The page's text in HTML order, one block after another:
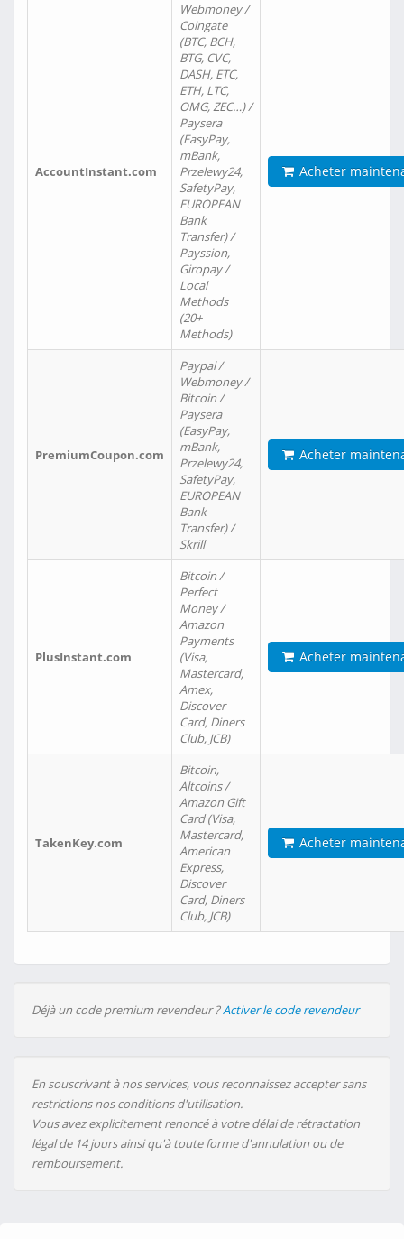
AccountInstant.com
Webmoney /
Coingate
(BTC, BCH,
BTG, CVC,
DASH, ETC,
ETH, LTC,
OMG, ZEC…) /
Paysera
(EasyPay,
mBank,
Przelewy24,
SafetyPay,
EUROPEAN
Bank
Transfer) /
Payssion,
Giropay /
Local
Methods
(20+
Methods)
Acheter
PremiumCoupon.com
Paypal /
Webmoney /
Bitcoin /
Paysera
(EasyPay,
mBank,
Przelewy24,
SafetyPay,
EUROPEAN
Bank
Transfer) /
Skrill
Acheter
PlusInstant.com
Bitcoin /
Perfect
Money /
Amazon
Payments
(Visa,
Mastercard,
Amex,
Discover
Card, Diners
Club, JCB)
Acheter
TakenKey.com
Bitcoin,
Altcoins /
Amazon Gift
Card (Visa,
Mastercard,
American
Express,
Discover
Card, Diners
Club, JCB)
Acheter
Déjà un code premium revendeur ?Activer le code revendeur
En souscrivant à nos services, vous reconnaissez accepter sans
restrictions nos conditions d'utilisation.
Vous avez explicitement renoncé à votre délai de rétractation
légal de 14 jours ainsi qu'à toute forme d'annulation ou de
remboursement.